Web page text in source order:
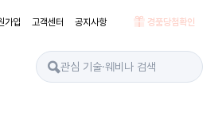
가입 고객센터 공지사항 경품당첨확인